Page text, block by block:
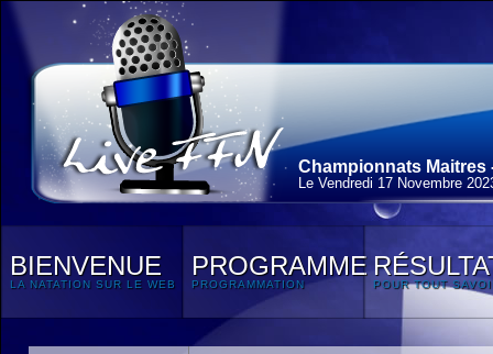
Championnats Maitres
Le Vendredi 17 Novembre
BIENVENUE
LA NATATION SUR LE WEB
PROGRAMME
PROGRAMMATION POUR TOUT